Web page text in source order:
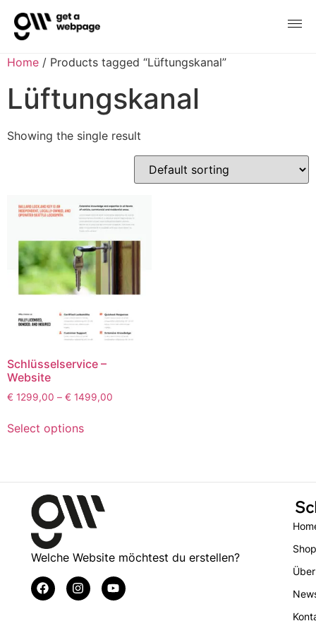
Home / Products tagged “Lüftungskanal”
Lüftungskanal
Showing the single result
Schlüsselservice –
Website
€ 1299,00 – € 1499,00
Select options
Welche Website möchtest du erstellen?